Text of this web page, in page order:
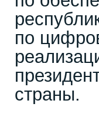
по
страны.